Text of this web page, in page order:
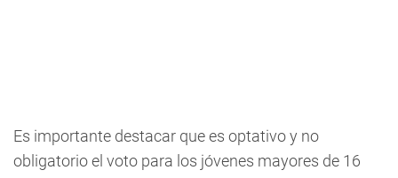
Es importante destacar que es optativo y no
obligatorio el voto para los jóvenes mayores de 16